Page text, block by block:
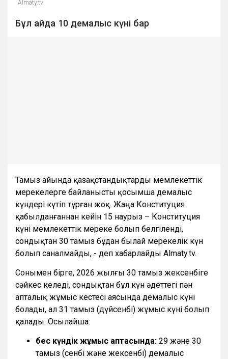
Almaty.tv
Бұл айда 10 демалыс күні бар
Тамыз айында қазақстандықтарды мемлекеттік
мерекелерге байланысты қосымша демалыс
күндері күтіп тұрған жоқ. Жаңа Конституция
қабылданғаннан кейін 15 наурыз – Конституция
күні мемлекеттік мереке болып белгіленді,
сондықтан 30 тамыз бұдан былай мерекелік күн
болып саналмайды, - деп хабарлайды Almaty.tv.
Сонымен бірге, 2026 жылғы 30 тамыз жексенбіге
сәйкес келеді, сондықтан бұл күн әдеттегі пән
апталық жұмыс кестесі аясында демалыс күні
болады, ал 31 тамыз (дүйсенбі) жұмыс күні болып
қалады. Осылайша:
бес күндік жұмыс аптасында: 29 және 30
тамыз (сенбі және жексенбі) демалыс